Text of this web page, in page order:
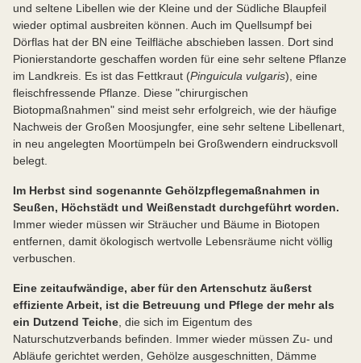
und seltene Libellen wie der Kleine und der Südliche Blaupfeil
wieder optimal ausbreiten können. Auch im Quellsumpf bei
Dörflas hat der BN eine Teilfläche abschieben lassen. Dort sind
Pionierstandorte geschaffen worden für eine sehr seltene Pflanze
im Landkreis. Es ist das Fettkraut (Pinguicula vulgaris), eine
fleischfressende Pflanze. Diese "chirurgischen
Biotopmaßnahmen" sind meist sehr erfolgreich, wie der häufige
Nachweis der Großen Moosjungfer, eine sehr seltene Libellenart,
in neu angelegten Moortümpeln bei Großwendern eindrucksvoll
belegt.
Im Herbst sind sogenannte Gehölzpflegemaßnahmen in
Seußen, Höchstädt und Weißenstadt durchgeführt worden.
Immer wieder müssen wir Sträucher und Bäume in Biotopen
entfernen, damit ökologisch wertvolle Lebensräume nicht völlig
verbuschen.
Eine zeitaufwändige, aber für den Artenschutz äußerst
effiziente Arbeit, ist die Betreuung und Pflege der mehr als
ein Dutzend Teiche , die sich im Eigentum des
Naturschutzverbands befinden. Immer wieder müssen Zu- und
Abläufe gerichtet werden, Gehölze ausgeschnitten, Dämme